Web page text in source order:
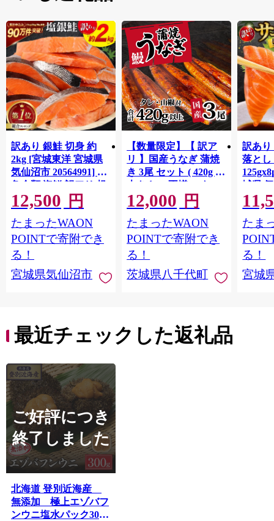
訳あり 銀鮭 切身 約
2kg [宮城東洋 宮城県
気仙沼市 20564991] 鮭
魚介類 海鮮 訳アリ 規
格外 不揃い さけ サケ
鮭切身 シャケ 切り身
冷凍 家庭用 おかず 弁
当 支援 サーモン 銀鮭
切り身 魚 わけあり
12,500 円
たまったWAON
POINTで寄附でき
る！
宮城県気仙沼市
【数量限定】【 訳ア
リ 】国産うなぎ 蒲焼
き 3尾 セット ( 420g )
大きさ の不揃い タ
レ・山椒付き ウナギ
鰻 ふぞろい 不揃い う
な重 ひつまぶし 人気
茨城 八千代町 ふるさ
と納税 冷凍 [SF951ya]
12,000 円
たまったWAON
POINTで寄附でき
る！
茨城県八千代町
訳あり
落とし
城県
お刺し
生 生
鮭 銀
介
たま
る！
宮城
最近チェックした返礼品
ご好評につき
終了しました
北海道 登別近海産
無添加 極上エゾバフ
ンウニ塩水パック300g